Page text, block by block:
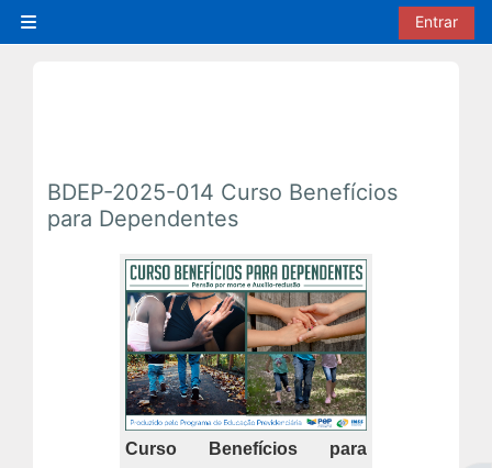
Painel lateral
Entrar
BDEP-2025-014 Curso Benefícios
para Dependentes
Curso Benefícios para